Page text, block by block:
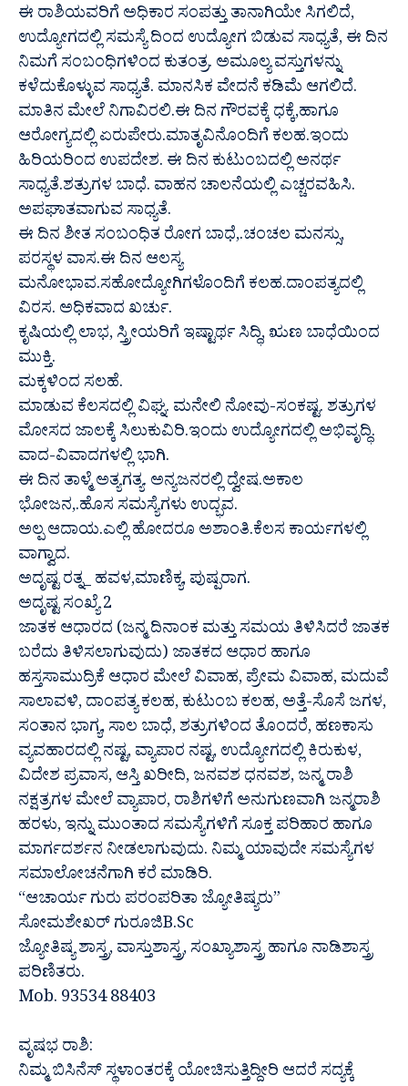
ಈ ರಾಶಿಯವರಿಗೆ ಅಧಿಕಾರ ಸಂಪತ್ತು ತಾನಾಗಿಯೇ ಸಿಗಲಿದೆ,
ಉದ್ಯೋಗದಲ್ಲಿ ಸಮಸ್ಯೆ ದಿಂದ ಉದ್ಯೋಗ ಬಿಡುವ ಸಾಧ್ಯತೆ, ಈ ದಿನ
ನಿಮಗೆ ಸಂಬಂಧಿಗಳಿಂದ ಕುತಂತ್ರ. ಅಮೂಲ್ಯ ವಸ್ತುಗಳನ್ನು
ಕಳೆದುಕೊಳ್ಳುವ ಸಾಧ್ಯತೆ. ಮಾನಸಿಕ ವೇದನೆ ಕಡಿಮೆ ಆಗಲಿದೆ.
ಮಾತಿನ ಮೇಲೆ ನಿಗಾವಿರಲಿ.ಈ ದಿನ ಗೌರವಕ್ಕೆ ಧಕ್ಕೆ,ಹಾಗೂ
ಆರೋಗ್ಯದಲ್ಲಿ ಏರುಪೇರು.ಮಾತೃವಿನೊಂದಿಗೆ ಕಲಹ.ಇಂದು
ಹಿರಿಯರಿಂದ ಉಪದೇಶ. ಈ ದಿನ ಕುಟುಂಬದಲ್ಲಿ ಅನರ್ಥ
ಸಾಧ್ಯತೆ.ಶತ್ರುಗಳ ಬಾಧೆ. ವಾಹನ ಚಾಲನೆಯಲ್ಲಿ ಎಚ್ಚರವಹಿಸಿ.
ಅಪಘಾತವಾಗುವ ಸಾಧ್ಯತೆ.
ಈ ದಿನ ಶೀತ ಸಂಬಂಧಿತ ರೋಗ ಬಾಧೆ,.ಚಂಚಲ ಮನಸ್ಸು,
ಪರಸ್ಥಳ ವಾಸ.ಈ ದಿನ ಆಲಸ್ಯ
ಮನೋಭಾವ.ಸಹೋದ್ಯೋಗಿಗಳೊಂದಿಗೆ ಕಲಹ.ದಾಂಪತ್ಯದಲ್ಲಿ
ವಿರಸ. ಅಧಿಕವಾದ ಖರ್ಚು.
ಕೃಷಿಯಲ್ಲಿ ಲಾಭ, ಸ್ತ್ರೀಯರಿಗೆ ಇಷ್ಟಾರ್ಥ ಸಿದ್ಧಿ, ಋಣ ಬಾಧೆಯಿಂದ
ಮುಕ್ತಿ.
ಮಕ್ಕಳಿಂದ ಸಲಹೆ.
ಮಾಡುವ ಕೆಲಸದಲ್ಲಿ ವಿಘ್ನ. ಮನೇಲಿ ನೋವು-ಸಂಕಷ್ಟ. ಶತ್ರುಗಳ
ಮೋಸದ ಜಾಲಕ್ಕೆ ಸಿಲುಕುವಿರಿ.ಇಂದು ಉದ್ಯೋಗದಲ್ಲಿ ಅಭಿವೃದ್ಧಿ.
ವಾದ-ವಿವಾದಗಳಲ್ಲಿ ಭಾಗಿ.
ಈ ದಿನ ತಾಳ್ಮೆ ಅತ್ಯಗತ್ಯ. ಅನ್ಯಜನರಲ್ಲಿ ದ್ವೇಷ.ಅಕಾಲ
ಭೋಜನ,.ಹೊಸ ಸಮಸ್ಯೆಗಳು ಉದ್ಭವ.
ಅಲ್ಪ ಆದಾಯ.ಎಲ್ಲಿ ಹೋದರೂ ಅಶಾಂತಿ.ಕೆಲಸ ಕಾರ್ಯಗಳಲ್ಲಿ
ವಾಗ್ವಾದ.
ಅದೃಷ್ಟ ರತ್ನ_ ಹವಳ,ಮಾಣಿಕ್ಯ, ಪುಷ್ಪರಾಗ.
ಅದೃಷ್ಟ ಸಂಖ್ಯೆ 2
ಜಾತಕ ಆಧಾರದ (ಜನ್ಮ ದಿನಾಂಕ ಮತ್ತು ಸಮಯ ತಿಳಿಸಿದರೆ ಜಾತಕ
ಬರೆದು ತಿಳಿಸಲಾಗುವುದು) ಜಾತಕದ ಆಧಾರ ಹಾಗೂ
ಹಸ್ತಸಾಮುದ್ರಿಕೆ ಆಧಾರ ಮೇಲೆ ವಿವಾಹ, ಪ್ರೇಮ ವಿವಾಹ, ಮದುವೆ
ಸಾಲಾವಳಿ, ದಾಂಪತ್ಯ ಕಲಹ, ಕುಟುಂಬ ಕಲಹ, ಅತ್ತೆ-ಸೊಸೆ ಜಗಳ,
ಸಂತಾನ ಭಾಗ್ಯ, ಸಾಲ ಬಾಧೆ, ಶತ್ರುಗಳಿಂದ ತೊಂದರೆ, ಹಣಕಾಸು
ವ್ಯವಹಾರದಲ್ಲಿ ನಷ್ಟ, ವ್ಯಾಪಾರ ನಷ್ಟ, ಉದ್ಯೋಗದಲ್ಲಿ ಕಿರುಕುಳ,
ವಿದೇಶ ಪ್ರವಾಸ, ಆಸ್ತಿ ಖರೀದಿ, ಜನವಶ ಧನವಶ, ಜನ್ಮ ರಾಶಿ
ನಕ್ಷತ್ರಗಳ ಮೇಲೆ ವ್ಯಾಪಾರ, ರಾಶಿಗಳಿಗೆ ಅನುಗುಣವಾಗಿ ಜನ್ಮರಾಶಿ
ಹರಳು, ಇನ್ನು ಮುಂತಾದ ಸಮಸ್ಯೆಗಳಿಗೆ ಸೂಕ್ತ ಪರಿಹಾರ ಹಾಗೂ
ಮಾರ್ಗದರ್ಶನ ನೀಡಲಾಗುವುದು. ನಿಮ್ಮ ಯಾವುದೇ ಸಮಸ್ಯೆಗಳ
ಸಮಾಲೋಚನೆಗಾಗಿ ಕರೆ ಮಾಡಿರಿ.
“ಆಚಾರ್ಯ ಗುರು ಪರಂಪರಿತಾ ಜ್ಯೋತಿಷ್ಯರು”
ಸೋಮಶೇಖರ್ ಗುರೂಜಿB.Sc
ಜ್ಯೋತಿಷ್ಯ ಶಾಸ್ತ್ರ, ವಾಸ್ತುಶಾಸ್ತ್ರ, ಸಂಖ್ಯಾಶಾಸ್ತ್ರ ಹಾಗೂ ನಾಡಿಶಾಸ್ತ್ರ
ಪರಿಣಿತರು.
Mob. 93534 88403
ವೃಷಭ ರಾಶಿ:
ನಿಮ್ಮ ಬಿಸಿನೆಸ್ ಸ್ಥಳಾಂತರಕ್ಕೆ ಯೋಚಿಸುತ್ತಿದ್ದೀರಿ ಆದರೆ ಸದ್ಯಕ್ಕೆ